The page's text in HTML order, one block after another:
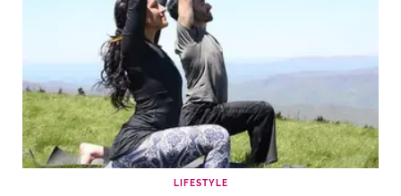
LIFESTYLE